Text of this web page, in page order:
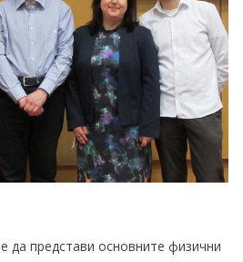
е да представи основните физични